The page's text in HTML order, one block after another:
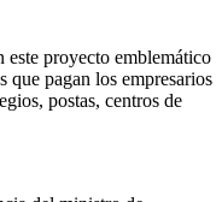
este proyecto emblemático
que pagan los empresarios
postas, centros de